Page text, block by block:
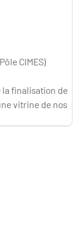
CIMES)
la finalisation de
vitrine de nos